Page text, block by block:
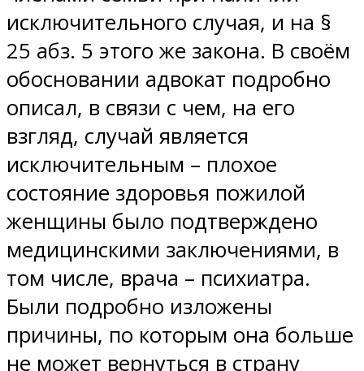
исключительного случая, и на §
25 абз. 5 этого же закона. В своём
обосновании адвокат подробно
описал, в связи с чем, на его
взгляд, случай является
исключительным – плохое
состояние здоровья пожилой
женщины было подтверждено
медицинскими заключениями, в
том числе, врача – психиатра.
Были подробно изложены
причины, по которым она больше
не может вернуться в страну